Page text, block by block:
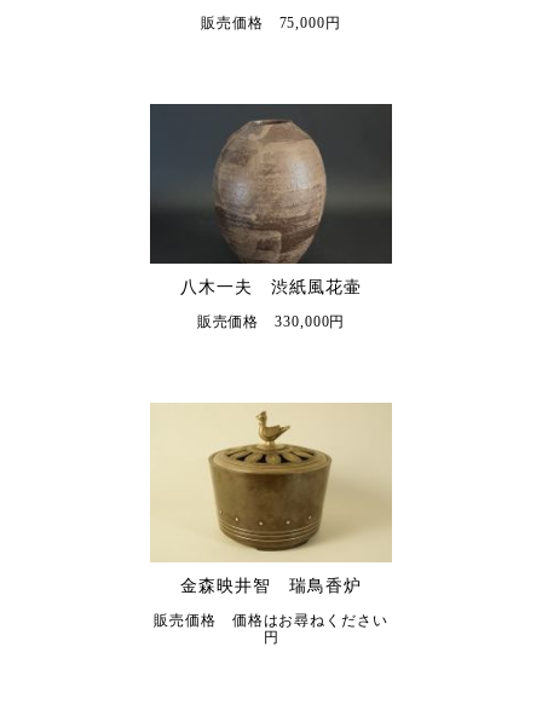
販売価格 75,000円
八木一夫 渋紙風花壷
販売価格 330,000円
金森映井智 瑞鳥香炉
販売価格 価格はお尋ねください
円